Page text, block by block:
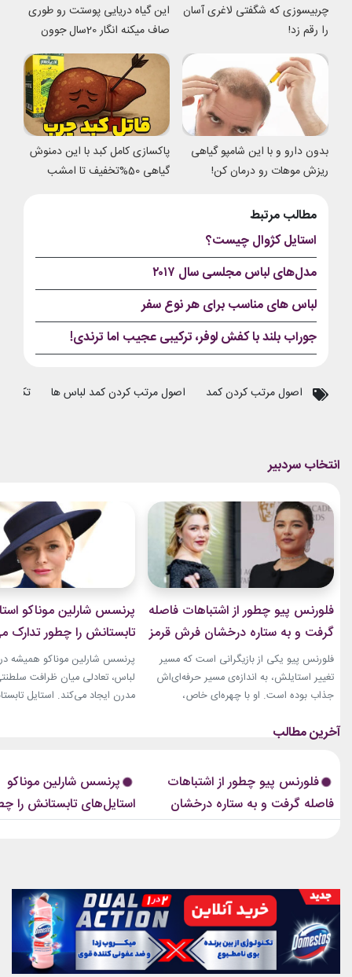
چربیسوزی که شگفتی لاغری آسان
را رقم زد!
این گیاه دریایی پوستت رو طوری
صاف میکنه انگار 20سال جوون
شدی
بدون دارو و با این شامپو گیاهی
ریزش موهات رو درمان کن!
پاکسازی کامل کبد با این دمنوش
گیاهی 50%تخفیف تا امشب
مطالب مرتبط
استایل کژوال چیست؟
مدل‌های لباس مجلسی سال ۲۰۱۷
لباس های مناسب برای هر نوع سفر
جوراب بلند با کفش لوفر، ترکیبی عجیب اما ترندی!
اصول مرتب کردن کمد اصول مرتب کردن کمد لباس ها
فلورنس پیو چطور از اشتباهات فاصله
گرفت و به ستاره درخشان فرش قرمز
تبدیل شد؟
فلورنس پیو یکی از بازیگرانی است که مسیر
تغییر استایلش، به اندازه‌ی مسیر حرفه‌ای‌اش
جذاب بوده است. او با چهره‌ای خاص،
دنیای سینما دیده شد؛ اما در سال‌های ابتدایی
زیورآلات نقرهجدیدترین کالکشن 2026
دستبند...
پرنسس شارلین موناکو
تابستانش را چطور تدارک
پرنسس شارلین موناکو همیشه
لباس، تعادلی میان ظرافت
مدرن ایجاد می‌کند. استایل
صمیمی‌تر، شارلین نشان داده که
پیراهن‌های...
فلورنس پیو چطور از اشتباهات
فاصله گرفت و به ستاره درخشان
فرش قرمز تبدیل شد؟
پرنسس شارلین موناکو
استایل‌های تابستانش را
می‌بیند؟